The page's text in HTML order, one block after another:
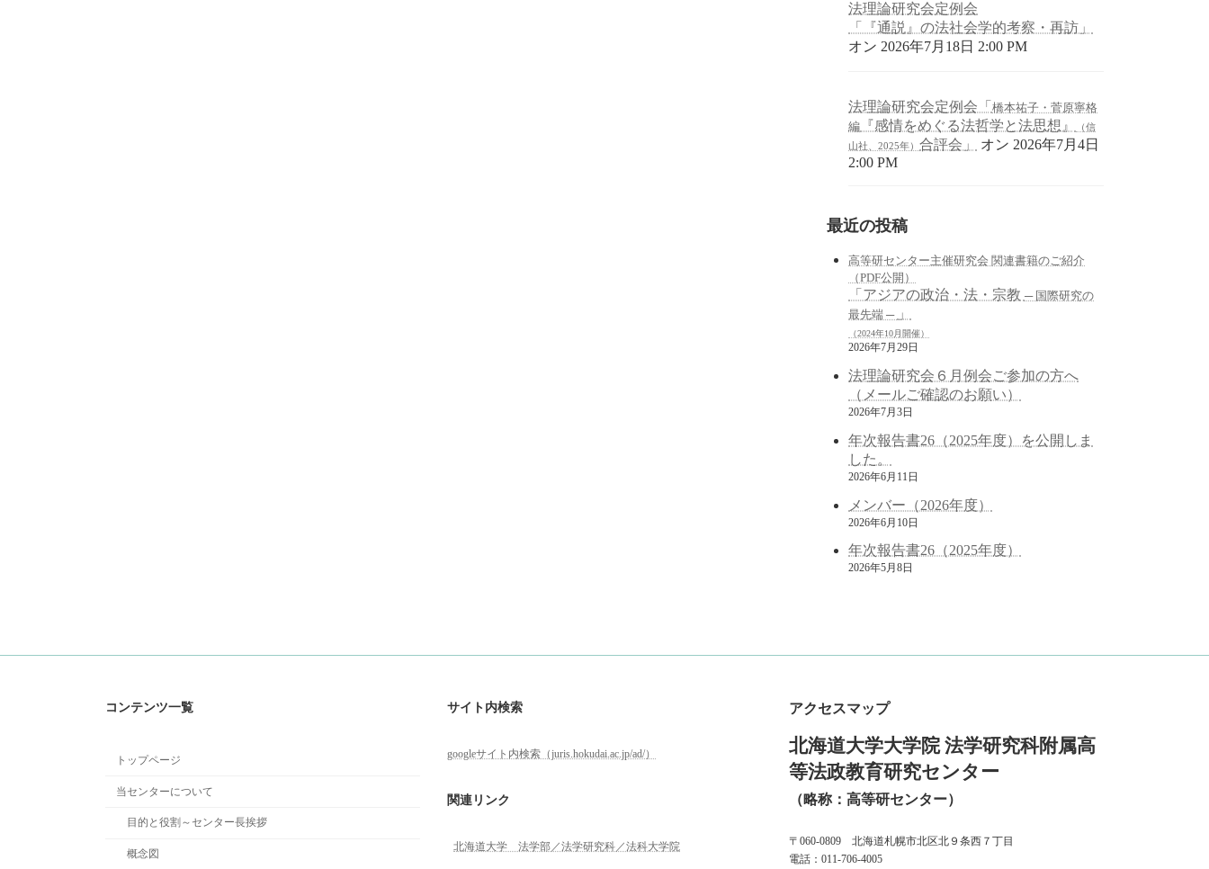
法理論研究会定例会
「『通説』の法社会学的考察・再訪」
オン 2026年7月18日 2:00 PM
法理論研究会定例会「橋本祐子・菅原寧格
編
『感情をめぐる法哲学と法思想』
（信
山社、2025年）合評会」
オン 2026年7月4日
2:00 PM
最近の投稿
高等研センター主催研究会 関連書籍のご紹介
（PDF公開）
「アジアの政治・法・宗教─ 国際研究の
最先端 ─ 」
（2024年10月開催）
2026年7月29日
法理論研究会６月例会ご参加の方へ
（メールご確認のお願い）
2026年7月3日
年次報告書26（2025年度）を公開しま
した。
2026年6月11日
メンバー（2026年度）
2026年6月10日
年次報告書26（2025年度）
2026年5月8日
コンテンツ一覧
トップページ
当センターについて
目的と役割～センター長挨拶
概念図
サイト内検索
googleサイト内検索（juris.hokudai.ac.jp/ad/）
関連リンク
北海道大学 法学部／法学研究科／法科大学院
アクセスマップ
北海道大学大学院 法学研究科附属高
等法政教育研究センター
（略称：高等研センター）
〒060-0809 北海道札幌市北区北９条西７丁目
電話：011-706-4005